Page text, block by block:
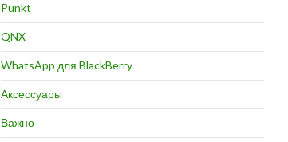
Punkt
QNX
WhatsApp для BlackBerry
Аксессуары
Важно